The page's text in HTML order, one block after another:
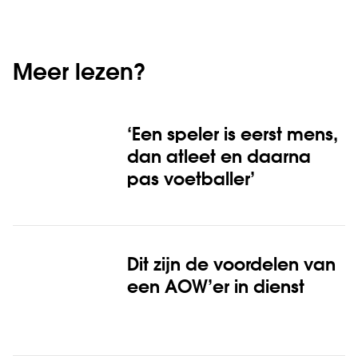
Meer lezen?
‘Een speler is eerst mens,
dan atleet en daarna
pas voetballer’
Dit zijn de voordelen van
een AOW’er in dienst